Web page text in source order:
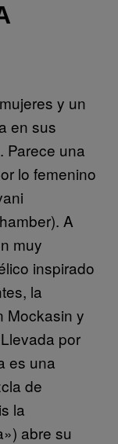
y un
en sus
Parece una
lo femenino
A
muy
inspirado
la
Mockasin y
por
es una
de
la
abre su